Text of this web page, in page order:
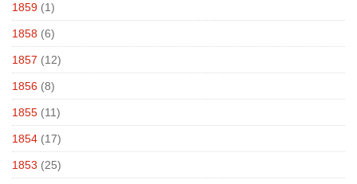
1859 (1)
1858 (6)
1857 (12)
1856 (8)
1855 (11)
1854 (17)
1853 (25)